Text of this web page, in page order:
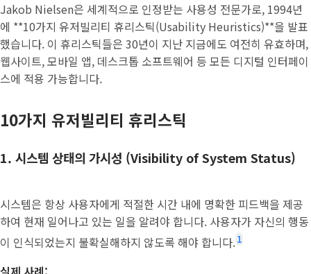
Jakob Nielsen은 세계적으로 인정받는 사용성 전문가로, 1994년
에 **10가지 유저빌리티 휴리스틱(Usability Heuristics)**을 발표
했습니다. 이 휴리스틱들은 30년이 지난 지금에도 여전히 유효하며,
웹사이트, 모바일 앱, 데스크톱 소프트웨어 등 모든 디지털 인터페이
스에 적용 가능합니다.
10가지 유저빌리티 휴리스틱
1. 시스템 상태의 가시성 (Visibility of System Status)
시스템은 항상 사용자에게 적절한 시간 내에 명확한 피드백을 제공
하여 현재 일어나고 있는 일을 알려야 합니다. 사용자가 자신의 행동
이 인식되었는지 불확실해하지 않도록 해야 합니다.1